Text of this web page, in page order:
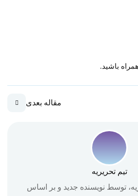
مقاله بعدی
تیم تحریریه
توسط نویسنده جدید و بر اساس